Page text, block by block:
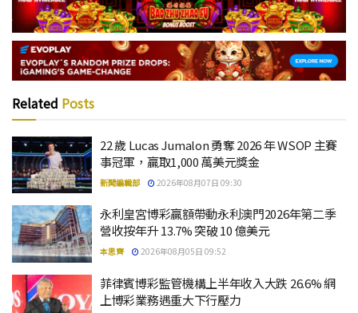
Related Posts
22 歲 Lucas Jumalon 勇奪 2026 年 WSOP 主賽
事冠軍，贏取1,000 萬美元獎金
新聞編輯部 2026年08月07日 09:30
永利皇宮博彩贏額帶動永利澳門2026年第二季
營收按年升 13.7% 突破 10 億美元
本思齊 2026年08月05日 09:52
菲律賓博彩監管機構上半年收入大跌 26.6% 網
上博彩業務遇重大下行壓力